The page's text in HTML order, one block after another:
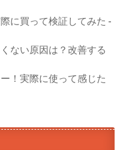
に買って検証してみた -
ない原因は？改善する
！実際に使って感じた